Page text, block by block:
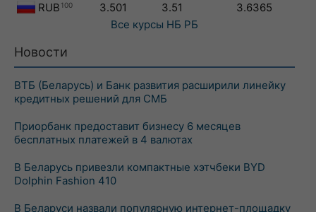
RUB 100 3.501 3.51
3.6365
Все курсы НБ РБ
Новости
ВТБ (Беларусь) и Банк развития расширили линейку
кредитных решений для СМБ
Приорбанк предоставит бизнесу 6 месяцев
бесплатных платежей в 4 валютах
В Беларусь привезли компактные хэтчбеки BYD
Dolphin Fashion 410
В Беларуси назвали популярную интернет-площадку